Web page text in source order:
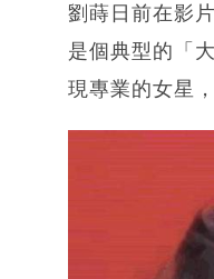
劉蒔日前在影
是個典型的「
現專業的女星